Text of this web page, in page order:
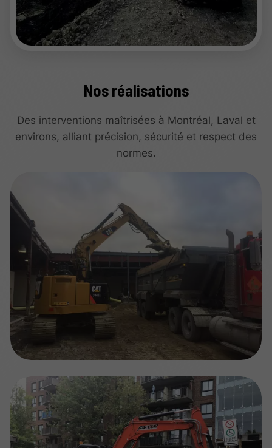
Nos réalisations
Des interventions maîtrisées à Montréal, Laval et
environs, alliant précision, sécurité et respect des
normes.